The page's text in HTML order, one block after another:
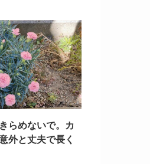
らめないで。カ
外と丈夫で長く